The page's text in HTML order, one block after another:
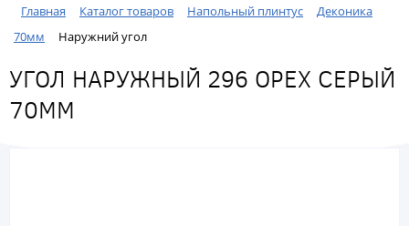
Главная Каталог товаров Напольный плинтус
Деконика
70мм
Наружний угол
УГОЛ НАРУЖНЫЙ 296 ОРЕХ СЕРЫЙ
70ММ